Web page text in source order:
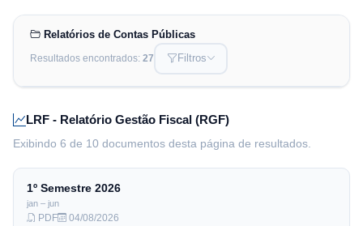
Relatórios de Contas Públicas
Resultados encontrados: 27 Filtros
RELATÓRIO PERÍODO
RESULTADOS POR PÁGINA
LRF - Relatório Gestão Fiscal (RGF)
Exibindo 6 de 10 documentos desta página de resultados.
1º Semestre 2026
jan – jun
PDF 04/08/2026